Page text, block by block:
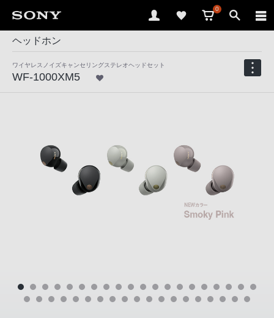
0
ヘッドホン
ワイヤレスノイズキャンセリングステレオヘッドセット
WF-1000XM5